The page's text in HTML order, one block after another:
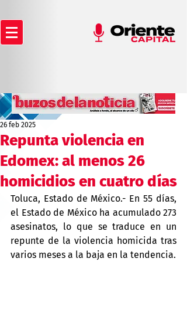
Repunta violencia en
Edomex: al menos 26
homicidios en cuatro días
26 feb 2025
Toluca, Estado de México.- En 55 días,
el Estado de México ha acumulado 273
asesinatos, lo que se traduce en un
repunte de la violencia homicida tras
varios meses a la baja en la tendencia.